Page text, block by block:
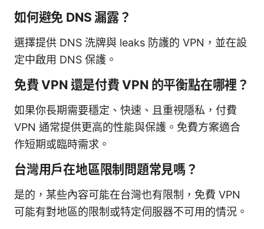
如何避免 DNS 漏露？
選擇提供 DNS 洗牌與 leaks 防護的 VPN，並在設
定中啟用 DNS 保護。
免費 VPN 還是付費 VPN 的平衡點在哪裡？
如果你長期需要穩定、快速、且重視隱私，付費
VPN 通常提供更高的性能與保護。免費方案適合
作短期或臨時需求。
台灣用戶在地區限制問題常見嗎？
是的，某些內容可能在台灣也有限制，免費 VPN
可能有對地區的限制或特定伺服器不可用的情況。